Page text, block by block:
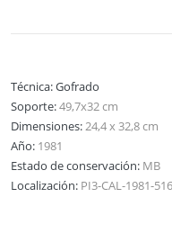
Técnica:Gofrado
Soporte:49,7x32 cm
Dimensiones:24,4 x 32,8 cm
Año: 1981
Estado de conservación: MB
Localización: PI3-CAL-1981-516